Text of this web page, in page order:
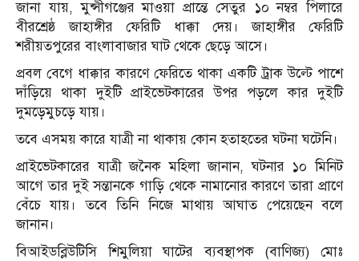
জানা যায়, মুন্সীগঞ্জের মাওয়া প্রান্তে সেতুর ১০ নম্বর পিলারে
বীরশ্রেষ্ঠ জাহাঙ্গীর ফেরিটি ধাক্কা দেয়। জাহাঙ্গীর ফেরিটি
শরীয়তপুরের বাংলাবাজার ঘাট থেকে ছেড়ে আসে।
প্রবল বেগে ধাক্কার কারণে ফেরিতে থাকা একটি ট্রাক উল্টে পাশে
দাঁড়িয়ে থাকা দুইটি প্রাইভেটকারের উপর পড়লে কার দুইটি
দুমড়েমুচড়ে যায়।
তবে এসময় কারে যাত্রী না থাকায় কোন হতাহতের ঘটনা ঘটেনি।
প্রাইভেটকারের যাত্রী জনৈক মহিলা জানান, ঘটনার ১০ মিনিট
আগে তার দুই সন্তানকে গাড়ি থেকে নামানোর কারণে তারা প্রাণে
বেঁচে যায়। তবে তিনি নিজে মাথায় আঘাত পেয়েছেন বলে
জানান।
বিআইডব্লিউটিসি শিমুলিয়া ঘাটের ব্যবস্থাপক (বাণিজ্য) মোঃ